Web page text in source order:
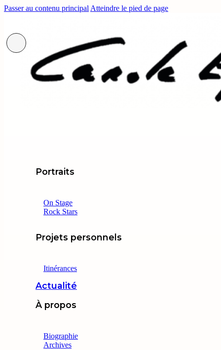
Passer au contenu principal Atteindre le pied de page
Portraits
On Stage
Rock Stars
Projets personnels
Itinérances
Actualité
À propos
Biographie
Archives